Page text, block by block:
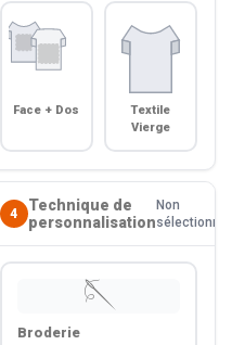
Face + Dos
Textile
Vierge
4
Technique de
personnalisation
Non
sélectionné
🪡
Broderie